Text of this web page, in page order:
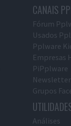
CANAIS
Fórum
Usados
Pplware
Empresas
PiPplware
Newsletter
Grupos
Análises